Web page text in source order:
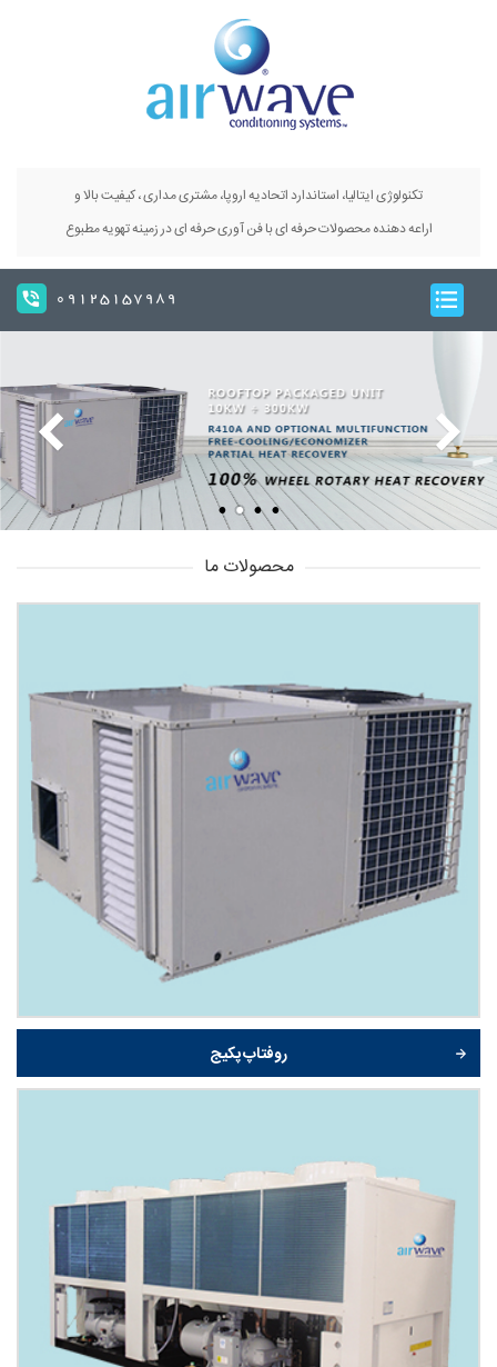
تکنولوژی ایتالیا، استاندارد اتحادیه اروپا، مشتری مداری ، کیفیت بالا و
اراعه دهنده محصولات حرفه ای با فن آوری حرفه ای در زمینه تهویه مطبوع
09125157989
محصولات ما
روفتاپ پکیج